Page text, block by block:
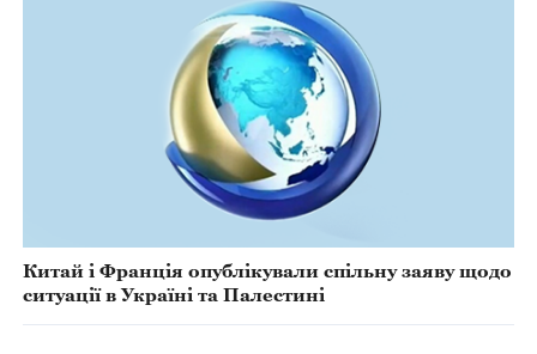
Китай і Франція опублікували спільну заяву щодо
ситуації в Україні та Палестині